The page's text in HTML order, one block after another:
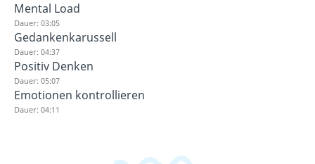
Mental Load
Dauer: 03:05
Gedankenkarussell
Dauer: 04:37
Positiv Denken
Dauer: 05:07
Emotionen kontrollieren
Dauer: 04:11